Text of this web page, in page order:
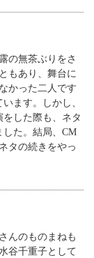
の無茶ぶりをさ
もあり、舞台に
かった二人です
ます。しかし、
をした際も、ネタ
した。結局、CM
タの続きをやっ
んのものまねも
谷千重子として